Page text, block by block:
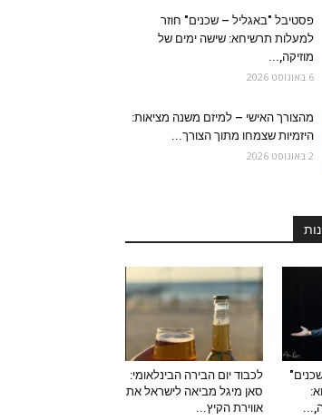
פסטיבל "באגליל – שכנים" חוזר
למעלות תרשיחא: שישה ימים של
מוזיקה,...
6 באוגוסט 2026
מהצורך האישי – למיזם משנה מציאות:
היזמיות שצמחו מתוך הצורך...
2 באוגוסט 2026
לכבוד יום הבירה הבינלאומי:
סאן מיגל מביאה לישראל את
אווירת הקיץ...